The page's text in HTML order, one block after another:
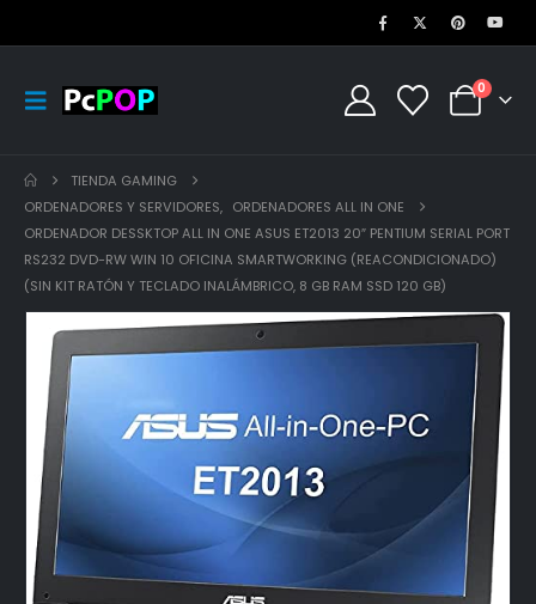
0
TIENDA GAMING
ORDENADORES Y SERVIDORES, ORDENADORES ALL IN ONE
ORDENADOR DESSKTOP ALL IN ONE ASUS ET2013 20″ PENTIUM SERIAL PORT
RS232 DVD-RW WIN 10 OFICINA SMARTWORKING (REACONDICIONADO)
(SIN KIT RATÓN Y TECLADO INALÁMBRICO, 8 GB RAM SSD 120 GB)